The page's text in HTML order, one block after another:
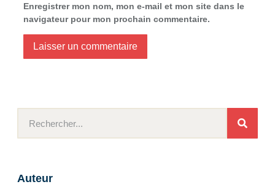
Enregistrer mon nom, mon e-mail et mon site dans le
navigateur pour mon prochain commentaire.
Auteur